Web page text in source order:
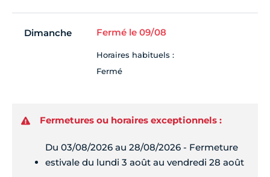
Dimanche Fermé le 09/08
Horaires habituels :
Fermé
Fermetures ou horaires exceptionnels :
Du 03/08/2026 au 28/08/2026 - Fermeture
estivale du lundi 3 août au vendredi 28 août